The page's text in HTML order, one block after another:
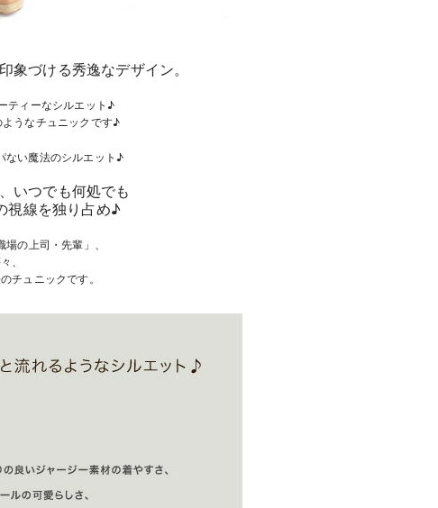
づける秀逸なデザイン。
ティーなシルエット♪
うなチュニックです♪
ない魔法のシルエット♪
いつでも何処でも
視線を独り占め♪
の上司・先輩」、
、
チュニックです。